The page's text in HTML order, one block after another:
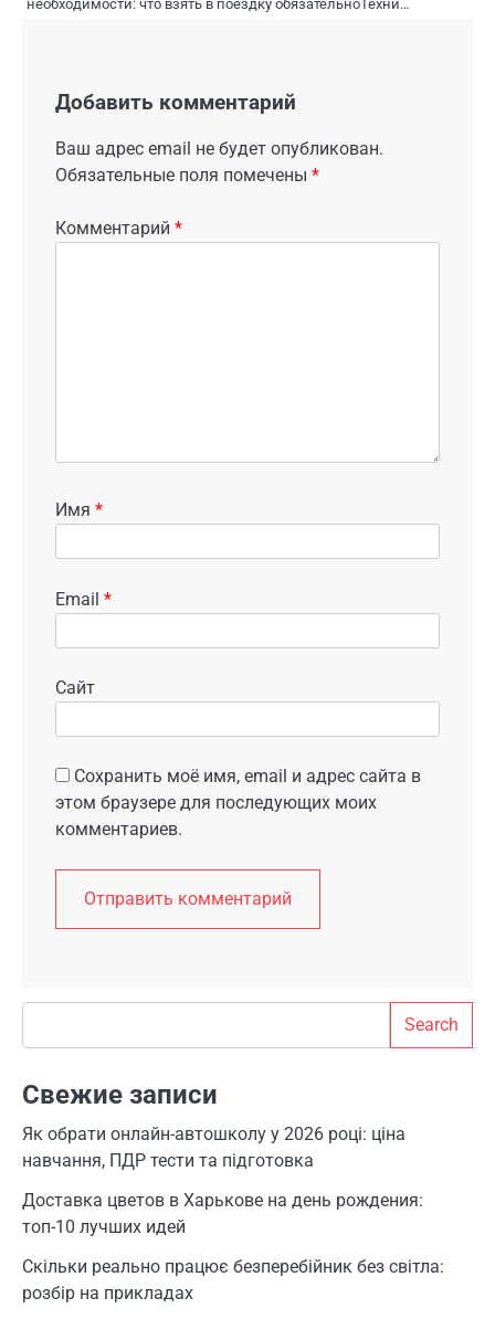
необходимости: что взять в поездку обязательноТехни…
Добавить комментарий
Ваш адрес email не будет опубликован.
Обязательные поля помечены *
Комментарий *
Имя *
Email *
Сайт
Сохранить моё имя, email и адрес сайта в
этом браузере для последующих моих
комментариев.
Search
Свежие записи
Як обрати онлайн-автошколу у 2026 році: ціна
навчання, ПДР тести та підготовка
Доставка цветов в Харькове на день рождения:
топ-10 лучших идей
Скільки реально працює безперебійник без світла:
розбір на прикладах